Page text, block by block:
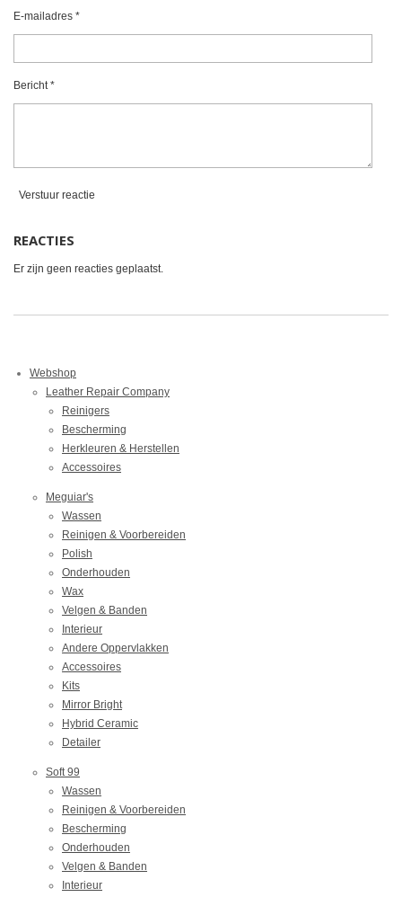
t
e
e
e e
E-mailadres *
Bericht *
Verstuur reactie
REACTIES
Er zijn geen reacties geplaatst.
Webshop
Leather Repair Company
Reinigers
Bescherming
Herkleuren & Herstellen
Accessoires
Meguiar's
Wassen
Reinigen & Voorbereiden
Polish
Onderhouden
Wax
Velgen & Banden
Interieur
Andere Oppervlakken
Accessoires
Kits
Mirror Bright
Hybrid Ceramic
Detailer
Soft 99
Wassen
Reinigen & Voorbereiden
Bescherming
Onderhouden
Velgen & Banden
Interieur